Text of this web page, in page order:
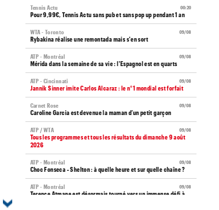
00:20
Tennis Actu
Pour 9,99€, Tennis Actu sans pub et sans pop up pendant 1 an
09/08
WTA - Toronto
Rybakina réalise une remontada mais s'en sort
09/08
ATP - Montréal
Mérida dans la semaine de sa vie : l'Espagnol est en quarts
09/08
ATP - Cincinnati
Jannik Sinner imite Carlos Alcaraz : le n°1 mondial est forfait
09/08
Carnet Rose
Caroline Garcia est devenue la maman d’un petit garçon
09/08
ATP / WTA
Tous les programmes et tous les résultats du dimanche 9 août
2026
09/08
ATP - Montréal
Choc Fonseca - Shelton : à quelle heure et sur quelle chaîne ?
09/08
ATP - Montréal
Terence Atmane est désormais tourné vers un immense défi à